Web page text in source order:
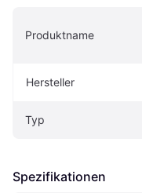
Produktname
Hersteller
Typ
Spezifikationen